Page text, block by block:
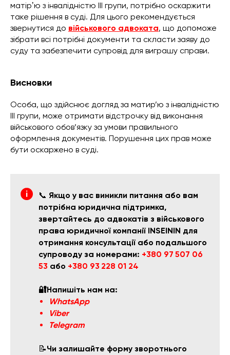
матірʼю з інвалідністю ІІІ групи, потрібно оскаржити
таке рішення в суді. Для цього рекомендується
звернутися до військового адвоката, що допоможе
зібрати всі потрібні документи та скласти заяву до
суду та забезпечити супровід для виграшу справи.
Висновки
Особа, що здійснює догляд за матир’ю з інвалідністю
III групи, може отримати відстрочку від виконання
військового обов’язку за умови правильного
оформлення документів. Порушення цих прав може
бути оскаржено в суді.
📞 Якщо у вас виникли питання або вам
потрібна юридична підтримка,
звертайтесь до адвокатів з військового
права юридичної компанії INSEININ для
отримання консультації або подальшого
супроводу за номерами: +380 97 507 06
53 або +380 93 228 01 24
🔐Напишіть нам на:
WhatsApp
Viber
Telegram
📝Чи залишайте форму зворотнього